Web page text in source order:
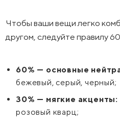
Чтобы ваши вещи легко
другом, следуйте правилу
60% — основные
бежевый, серый, черный;
30% — мягкие акценты:
розовый кварц;